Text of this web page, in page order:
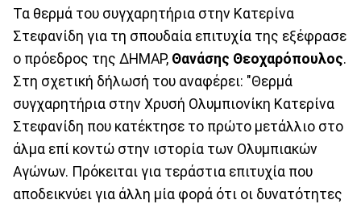
Τα θερμά του συγχαρητήρια στην Κατερίνα
Στεφανίδη για τη σπουδαία επιτυχία της εξέφρασε
ο πρόεδρος της ΔΗΜΑΡ, Θανάσης Θεοχαρόπουλος.
Στη σχετική δήλωσή του αναφέρει: "Θερμά
συγχαρητήρια στην Χρυσή Ολυμπιονίκη Κατερίνα
Στεφανίδη που κατέκτησε το πρώτο μετάλλιο στο
άλμα επί κοντώ στην ιστορία των Ολυμπιακών
Αγώνων. Πρόκειται για τεράστια επιτυχία που
αποδεικνύει για άλλη μία φορά ότι οι δυνατότητες